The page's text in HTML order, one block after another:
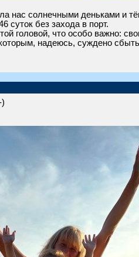
нас солнечными деньками и
суток без захода в порт.
головой, что особо важно:
надеюсь, суждено